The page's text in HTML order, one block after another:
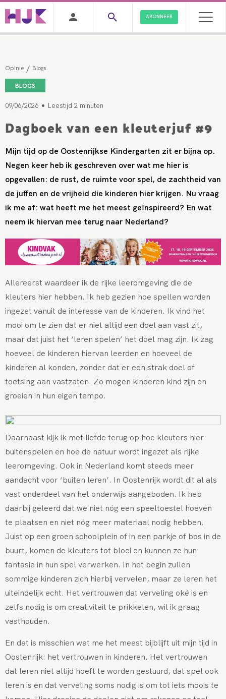
ABONNEER
Opinie / Blogs
BLOGS
09/06/2026 • Leestijd 2 minuten
Dagboek van een kleuterjuf #9
Mijn tijd op de Oostenrijkse Kindergarten zit er bijna op.
Negen keer heb ik geschreven over wat me hier is
opgevallen: de rust, de ruimte voor spel, de zachtheid van
de juffen en de vrijheid die kinderen hier krijgen. Nu vraag
ik me af: wat heeft me het meest geïnspireerd? En wat
neem ik hiervan mee terug naar Nederland?
Allereerst waardeer ik de rijke leeromgeving die de
kleuters hier hebben. Ik heb gezien hoe spellen worden
ingezet vanuit de interesse van de kinderen. Ik vind het
mooi om te zien dat er niet altijd een doel aan vast zit,
maar dat juist het ‘leren spelen’ het doel mag zijn. Ik zag
hoeveel de kinderen hiervan leerden en hoeveel de
kinderen al konden, zonder dat er een strak doel of
toetsing aan vastzaten. Zo mogen kinderen kind zijn en
groeien in hun eigen tempo.
Daarnaast kijk ik met liefde terug op hoe kleuters hier
buitenspelen en hoe de natuur wordt ingezet als rijke
leeromgeving. Ook in Nederland komt steeds meer
aandacht voor ‘buiten leren’. In Oostenrijk wordt dit al als
vast onderdeel van het onderwijs aangeboden. Ik heb
daarbij geleerd dat we niet nóg een speeltoestel hoeven
te plaatsen en niet nóg meer materiaal nodig hebben.
Juist op een groen schoolplein of in een parkje of bos in de
buurt, komen de kleuters tot bloei en kunnen ze hun
fantasie in hun spel verwerken. In het begin zullen
sommige kinderen zich hierbij vervelen, maar ze leren het
uiteindelijk echt. Het vertrouwen dat verveling oké is en
zelfs nodig is om creativiteit te prikkelen, wil ik graag
vasthouden.
En dat is misschien wat me het meest bijblijft uit mijn tijd in
Oostenrijk: het vertrouwen in kinderen. Het vertrouwen
dat leren niet altijd hoeft te worden gestuurd, dat spel ook
leren is en dat verveling soms nodig is om tot iets moois te